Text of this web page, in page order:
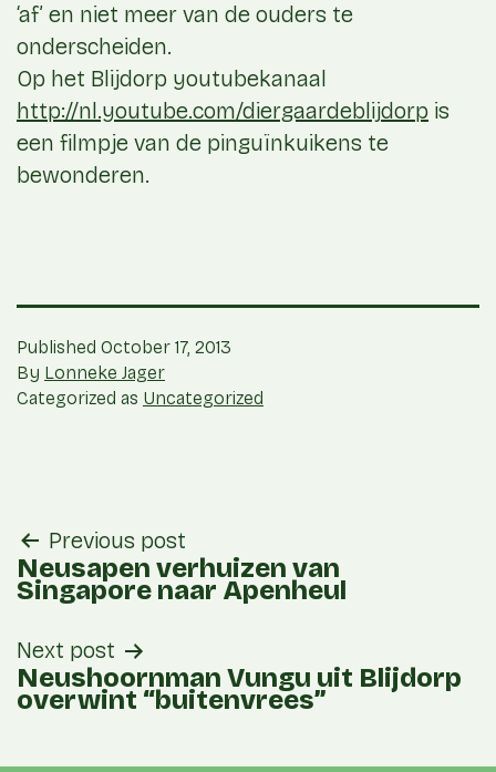
‘af’ en niet meer van de ouders te
onderscheiden.
Op het Blijdorp youtubekanaal
http://nl.youtube.com/diergaardeblijdorp is
een filmpje van de pinguïnkuikens te
bewonderen.
Published October 17, 2013
By Lonneke Jager
Categorized as Uncategorized
post
navigation
Previous post
Neusapen verhuizen van
Singapore naar Apenheul
Next post
Neushoornman Vungu uit Blijdorp
overwint “buitenvrees”